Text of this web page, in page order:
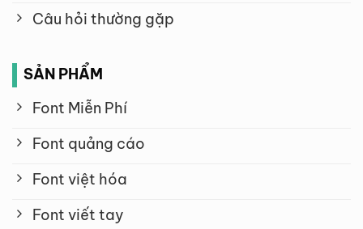
Câu hỏi thường gặp
SẢN PHẨM
Font Miễn Phí
Font quảng cáo
Font việt hóa
Font viết tay